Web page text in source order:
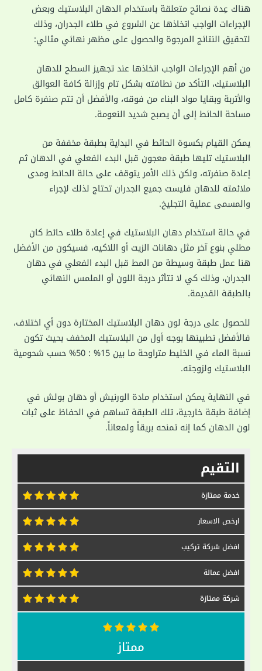
هناك عِدة نصائح متعلقة باستخدام الدهان البلاستيك وبعض
الإجراءات الواجب اتخاذها عن الشروع في طلاء الجدران، وذلك
لتحقيق النتائج المرجوة والحصول على مظهر نهائي مثالي:
من أهم الإجراءات الواجب اتخاذها عند تجهيز السطح للدهان
البلاستيك، التأكد من نطافته بشكل تام وإزالة كافة العوالق
والأتربة وبقايا مواد البناء من فوقه، والأفضل أن تتم صنفرة كامل
مساحة الحائط إلى أن يصبح شديد النعومة.
يمكن القيام بكسوة الحائط في البداية بطبقة مخففة من
البلاستيك تليها طبقة معجون قبل البدء الفعلي في الدهان ثم
إعادة صنفرته، ولكن ذلك الأمر يتوقف على حالة الحائط ومدى
ملائمته للدهان فليست جميع الجدران تحتاج لذلك لإجراء
والمسمى عملية التجليخ.
في حالة استخدام دهان البلاستيك في إعادة طلاء حائط كان
مطلي بنوع آخر مثل دهانات الزيت أو اللاكيه، فسيكون من الأفضل
هنا عمل طبقة وسيطة من المط قبل البدء الفعلي في دهان
الجدران، وذلك كي لا تتأثر درجة اللون أو الملمس النهائي
بالطبقة القديمة.
للحصول على درجة لون دهان البلاستيك المختارة دون أي اختلاف،
فالأفضل تطبينها بوجه أول من البلاستيك المخفف بحيث تكون
نسبة الماء في الخليط متراوحة ما بين 15% : 50% حسب شحومية
البلاستيك ولزوجته.
في النهاية يمكن استخدام مادة الورنيش أو دهان بولش في
إضافة طبقة خارجية، تلك الطبقة تساهم في الحفاظ على ثبات
لون الدهان كما إنه تمنحه بريقاً ولمعاناً.
التقيم
خدمة ممتازة
ارخص الاسعار
افضل شركة تركيب
افضل عمالة
شركة ممتازة
ممتاز